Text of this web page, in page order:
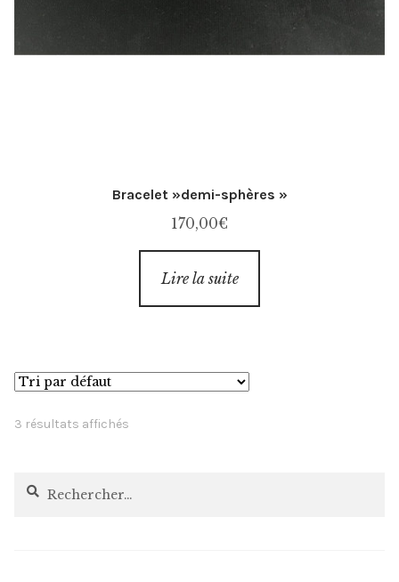
Bracelet »demi-sphères »
170,00€
Lire la suite
3 résultats affichés
Rechercher :